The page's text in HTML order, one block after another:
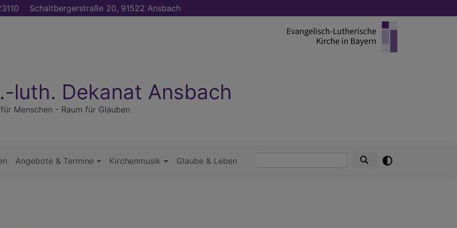
Schaitbergerstraße 20, 91522 Ansbach
luth. Dekanat Ansbach
Menschen - Raum für Glauben
Angebote & Termine Kirchenmusik Glaube & Leben